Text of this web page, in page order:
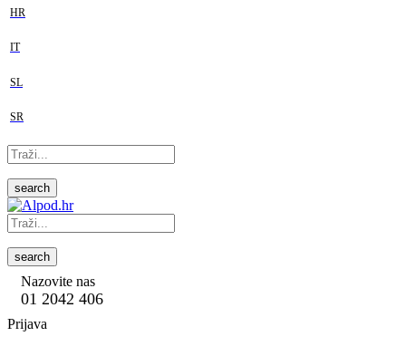
HR
IT
SL
SR
search
search
Nazovite nas
01 2042 406
Prijava